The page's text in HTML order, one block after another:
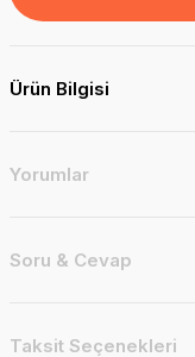
Ürün Bilgisi
Yorumlar
Soru & Cevap
Taksit Seçenekleri